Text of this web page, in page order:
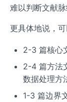
难以判断文献
更具体地说，
2-3 篇核心
2-4 篇方法
数据处理方
1-3 篇边界